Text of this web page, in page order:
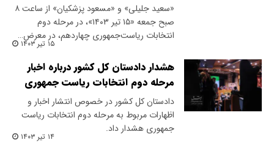
«سعید جلیلی» و «مسعود پزشکیان» از ساعت ۸
صبح جمعه «۱۵ تیر ۱۴۰۳»، در مرحله دوم
انتخابات ریاست‌جمهوری چهاردهم، در معرض…
۱۵ تیر ۱۴۰۳
هشدار دادستان کل کشور درباره اخبار
مرحله دوم انتخابات ریاست جمهوری
دادستان کل کشور در خصوص انتشار اخبار و
اظهارات مربوط به مرحله دوم انتخابات ریاست
جمهوری هشدار داد.
۱۴ تیر ۱۴۰۳